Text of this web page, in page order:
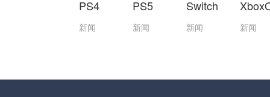
PS4
新闻
PS5
新闻
Switch
新闻 新闻